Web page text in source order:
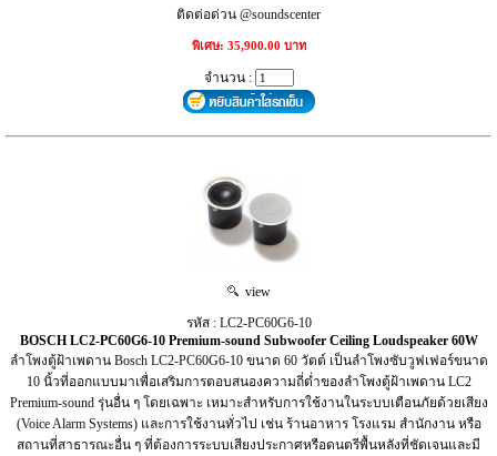
ติดต่อด่วน @soundscenter
พิเศษ: 35,900.00 บาท
จำนวน :
view
รหัส : LC2‑PC60G6‑10
BOSCH LC2‑PC60G6‑10 Premium‑sound Subwoofer Ceiling Loudspeaker 60W
ลำโพงตู้ฝ้าเพดาน Bosch LC2-PC60G6-10 ขนาด 60 วัตต์ เป็นลำโพงซับวูฟเฟอร์ขนาด
10 นิ้วที่ออกแบบมาเพื่อเสริมการตอบสนองความถี่ต่ำของลำโพงตู้ฝ้าเพดาน LC2
Premium-sound รุ่นอื่น ๆ โดยเฉพาะ เหมาะสำหรับการใช้งานในระบบเตือนภัยด้วยเสียง
(Voice Alarm Systems) และการใช้งานทั่วไป เช่น ร้านอาหาร โรงแรม สำนักงาน หรือ
สถานที่สาธารณะอื่น ๆ ที่ต้องการระบบเสียงประกาศหรือดนตรีพื้นหลังที่ชัดเจนและมี